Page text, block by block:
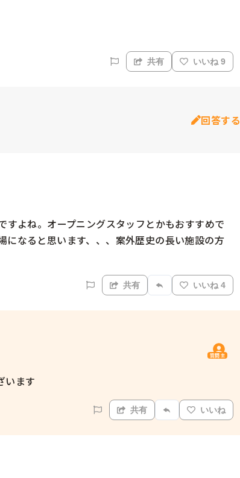
共有 いいね 9
回答する
よね。オープニングスタッフとかもおすすめで
なると思います、、、案外歴史の長い施設の方
共有 いいね 4
質問主
います
共有 いいね